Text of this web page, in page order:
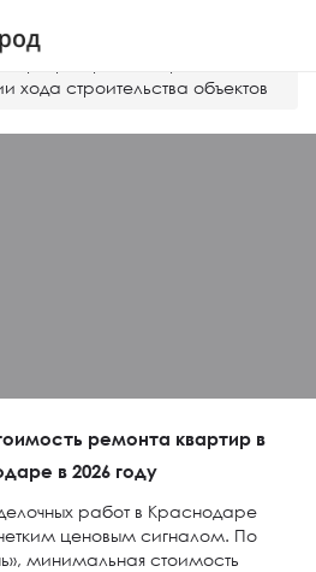
строительства объектов
ремонта квартир в
в 2026 году
работ в Краснодаре
четким ценовым сигналом. По
минимальная стоимость